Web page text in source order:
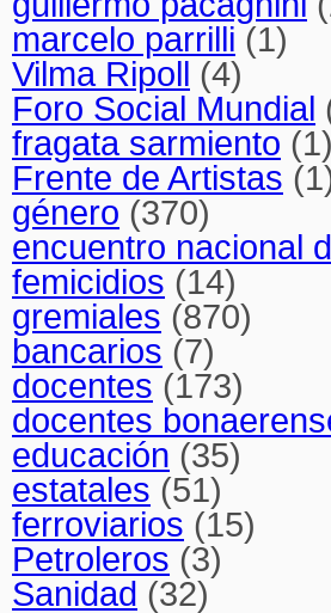
marcelo parrilli (1)
Vilma Ripoll (4)
Foro Social Mundial
fragata sarmiento (1)
Frente de Artistas
género (370)
encuentro nacional
femicidios (14)
gremiales (870)
bancarios (7)
docentes (173)
docentes
educación (35)
estatales (51)
ferroviarios (15)
Petroleros (3)
Sanidad (32)